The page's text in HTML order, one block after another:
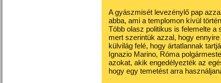
A gyászmisét levezénylő pap
abba, ami a templomon kívül
Több olasz politikus is felemelte
mert szerintük azzal, hogy
külvilág felé, hogy ártatlannak
Ignazio Marino, Róma
azokat, akik engedélyezték az
hogy egy temetést arra